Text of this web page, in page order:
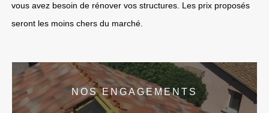
vous avez besoin de rénover vos structures. Les prix proposés
seront les moins chers du marché.
NOS ENGAGEMENTS